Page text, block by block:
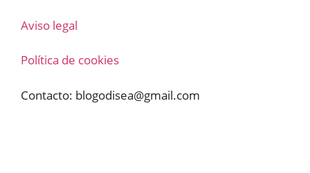
Aviso legal
Política de cookies
Contacto: blogodisea@gmail.com